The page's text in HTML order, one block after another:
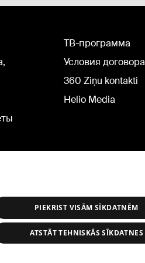
TВ-программа
Условия договора
360 Ziņu kontakti
Helio Media
PIEKRIST VISĀM SĪKDATNĒM
ATSTĀT TEHNISKĀS SĪKDATNES